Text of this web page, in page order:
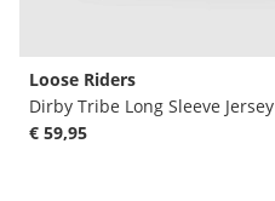
Loose Riders
Dirby Tribe Long Sleeve Jersey
€ 59,95